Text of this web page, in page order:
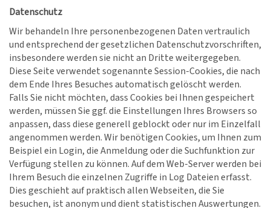
Datenschutz
Wir behandeln Ihre personenbezogenen Daten vertraulich
und entsprechend der gesetzlichen Datenschutzvorschriften,
insbesondere werden sie nicht an Dritte weitergegeben.
Diese Seite verwendet sogenannte Session-Cookies, die nach
dem Ende Ihres Besuches automatisch gelöscht werden.
Falls Sie nicht möchten, dass Cookies bei Ihnen gespeichert
werden, müssen Sie ggf. die Einstellungen Ihres Browsers so
anpassen, dass diese generell geblockt oder nur im Einzelfall
angenommen werden. Wir benötigen Cookies, um Ihnen zum
Beispiel ein Login, die Anmeldung oder die Suchfunktion zur
Verfügung stellen zu können. Auf dem Web-Server werden bei
Ihrem Besuch die einzelnen Zugriffe in Log Dateien erfasst.
Dies geschieht auf praktisch allen Webseiten, die Sie
besuchen, ist anonym und dient statistischen Auswertungen.